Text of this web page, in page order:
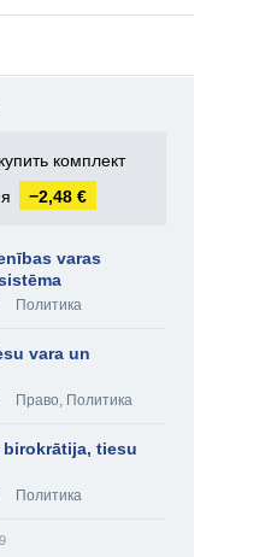
купить комплект
−2,48 €
varas
Политика
vara un
Право, Политика
birokrātija, tiesu
Политика